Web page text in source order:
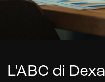
L'ABC di Dexa